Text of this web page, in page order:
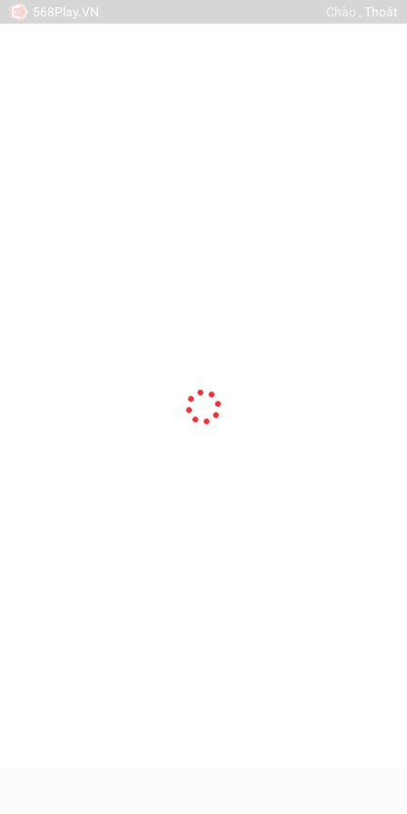
568Play.VN Chào Thoát